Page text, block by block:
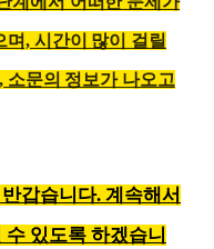
, 시간이 많이 걸릴
소문의 정보가 나오고
갑습니다. 계속해서
있도록 하겠습니